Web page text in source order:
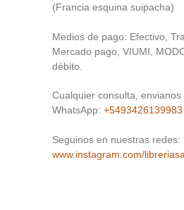
(Francia esquina suipacha)
Medios de pago: Efectivo,
Mercado pago, VIUMI,
débito.
Cualquier consulta,
WhatsApp: +5493426139983
Seguinos en nuestras redes:
www.instagram.com/